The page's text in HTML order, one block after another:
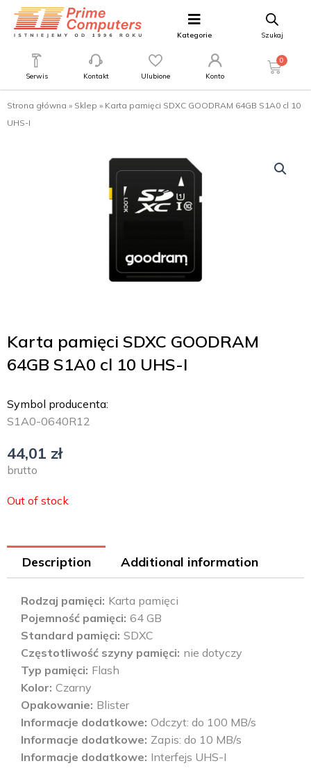
Kategorie Szukaj
Serwis Kontakt Ulubione Konto
0
Strona główna » Sklep » Karta pamięci SDXC GOODRAM 64GB S1A0 cl 10
UHS-I
Karta pamięci SDXC GOODRAM
64GB S1A0 cl 10 UHS-I
Symbol producenta:
S1A0-0640R12
44,01 zł
brutto
Out of stock
Description Additional information
Rodzaj pamięci Karta pamięci
Pojemność pamięci 64 GB
Standard pamięci SDXC
Częstotliwość szyny pamięci nie dotyczy
Typ pamięci Flash
Kolor Czarny
Opakowanie Blister
Informacje dodatkowe Odczyt: do 100 MB/s
Informacje dodatkowe Zapis: do 10 MB/s
Informacje dodatkowe Interfejs UHS-I